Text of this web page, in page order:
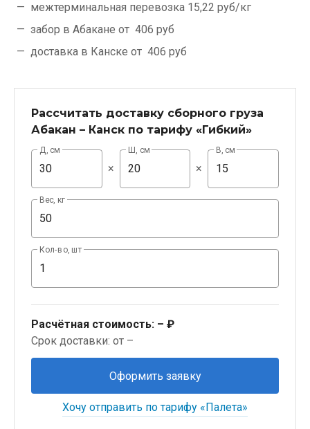
межтерминальная перевозка 15,22 руб/кг
забор в Абакане от 406 руб
доставка в Канске от 406 руб
Рассчитать доставку сборного груза
Абакан – Канск по тарифу «Гибкий»
Д, см
×
Ш, см
×
В, см
Вес, кг
Кол-во, шт
Расчётная стоимость: – ₽
Срок доставки: от –
Оформить заявку
Хочу отправить по тарифу «Палета»